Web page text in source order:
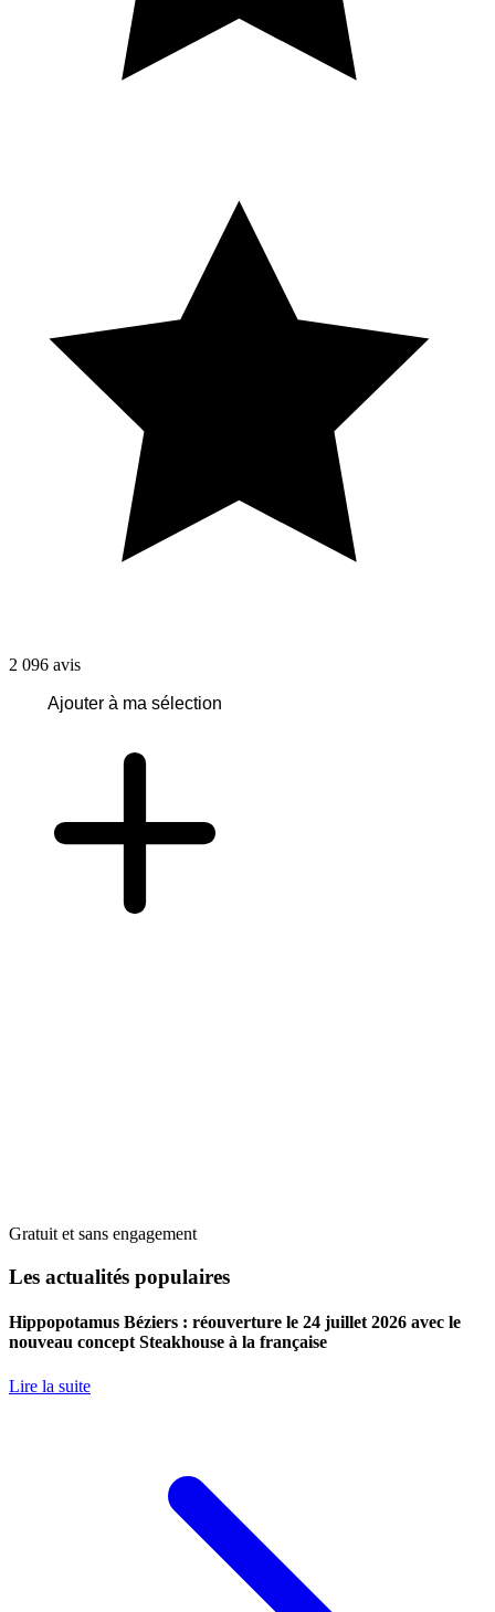
2 096 avis
Ajouter à ma sélection
Gratuit et sans engagement
Les actualités populaires
Hippopotamus Béziers : réouverture le 24 juillet 2026 avec le
nouveau concept Steakhouse à la française
Lire la suite